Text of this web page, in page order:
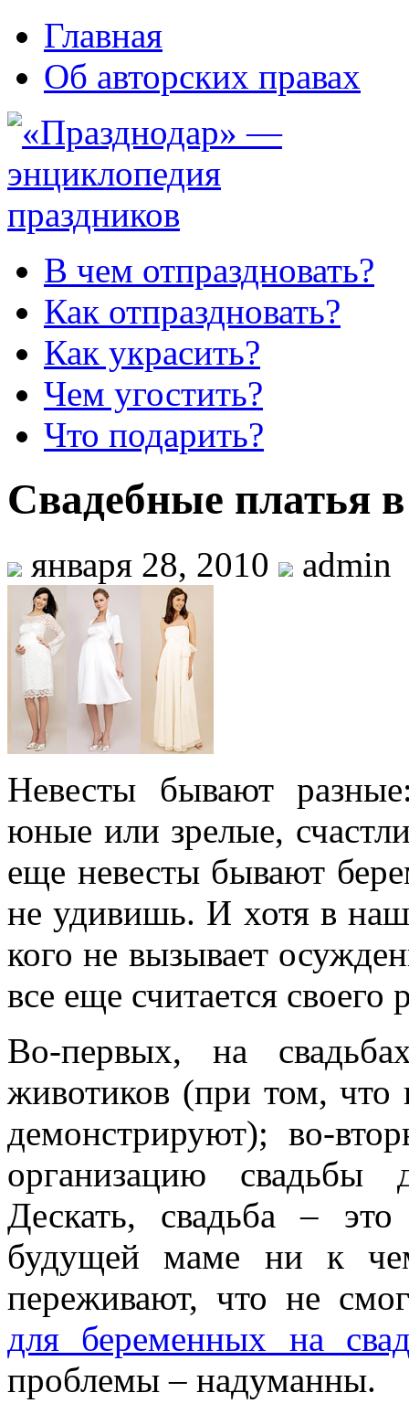
Главная
Об авторских правах
В чем отпраздновать?
Как отпраздновать?
Как украсить?
Чем угостить?
Что подарить?
Свадебные платья
января 28, 2010 admin
Невесты бывают
юные или зрелые,
еще невесты бывают
не удивишь. И хотя в
кого не вызывает
все еще считается
Во-первых, на
животиков (при том, что
демонстрируют); во-
организацию
Дескать, свадьба –
будущей маме ни к
переживают, что не
для беременных на
проблемы – надуманны.